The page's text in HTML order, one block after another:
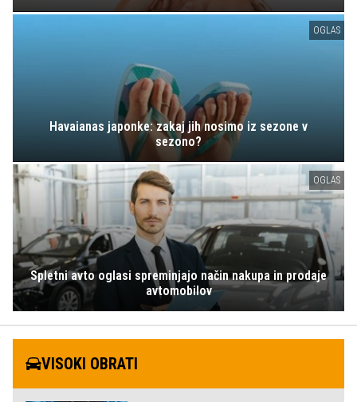
OGLAS
Havaianas japonke: zakaj jih nosimo iz sezone v
sezono?
OGLAS
Spletni avto oglasi spreminjajo način nakupa in prodaje
avtomobilov
VISOKI OBRATI